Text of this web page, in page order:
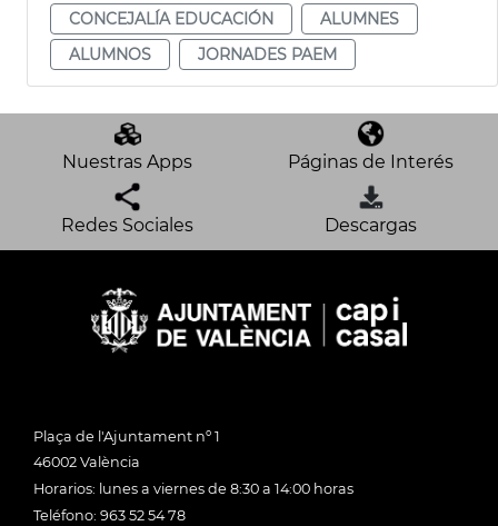
CONCEJALÍA EDUCACIÓN
ALUMNES
ALUMNOS
JORNADES PAEM
Nuestras Apps Páginas de Interés
Redes Sociales Descargas
Plaça de l'Ajuntament nº 1
46002 València
Horarios: lunes a viernes de 8:30 a 14:00 horas
Teléfono: 963 52 54 78